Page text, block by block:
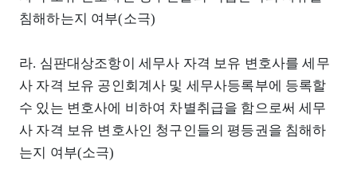
침해하는지 여부(소극)
라. 심판대상조항이 세무사 자격 보유 변호사를 세무
사 자격 보유 공인회계사 및 세무사등록부에 등록할
수 있는 변호사에 비하여 차별취급을 함으로써 세무
사 자격 보유 변호사인 청구인들의 평등권을 침해하
는지 여부(소극)